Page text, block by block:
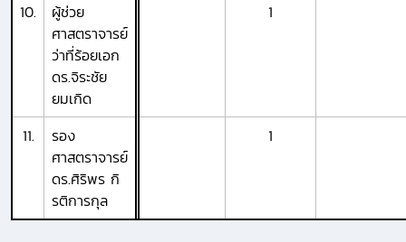
10.
ผู้ช่วย
ศาสตราจารย์
ว่าที่ร้อยเอก
ดร.จิระชัย
ยมเกิด
1
11.
รอง
ศาสตราจารย์
ดร.ศิริพร กิ
รติการกุล
1